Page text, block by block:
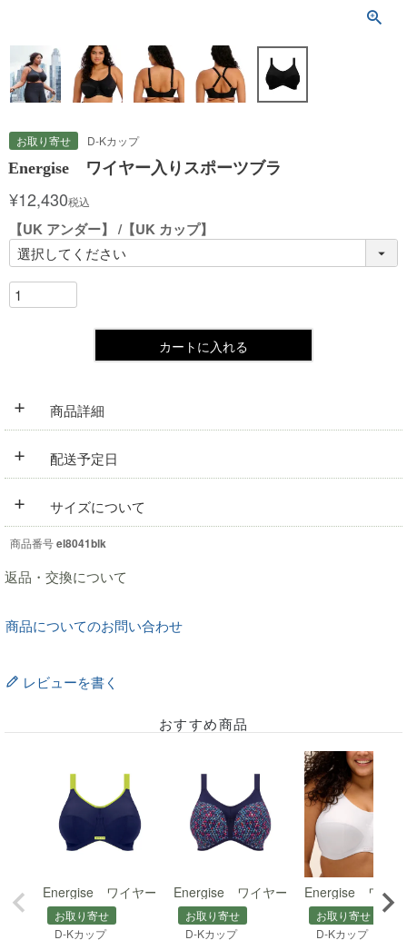
お取り寄せ D-Kカップ
Energise ワイヤー入りスポーツブラ
¥12,430税込
【UK アンダー】 【UK カップ】
カートに入れる
+ 商品詳細
+ 配送予定日
+ サイズについて
商品番号el8041blk
返品・交換について
商品についてのお問い合わせ
レビューを書く
おすすめ商品
Energise ワイヤー入りスポーツブラ
お取り寄せ
D-Kカップ
Energise ワイヤー入りスポーツブラ
お取り寄せ
D-Kカップ
Energise ワイヤ
お取り寄せ
D-Kカップ